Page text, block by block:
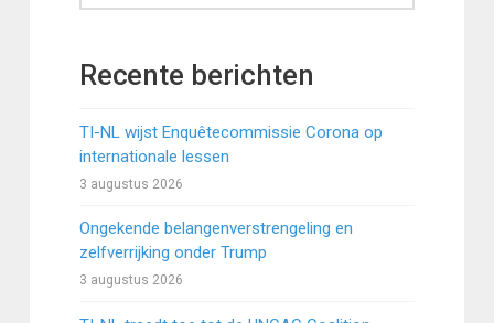
Recente berichten
TI-NL wijst Enquêtecommissie Corona op
internationale lessen
3 augustus 2026
Ongekende belangenverstrengeling en
zelfverrijking onder Trump
3 augustus 2026